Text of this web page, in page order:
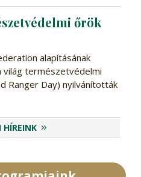
őrök
alapításának
természetvédelmi
Ranger Day) nyilvánították
HÍREINK